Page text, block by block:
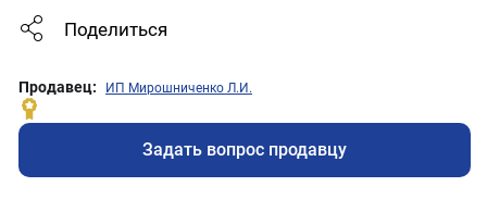
Поделиться
Продавец: ИП Мирошниченко Л.И.
Задать вопрос продавцу